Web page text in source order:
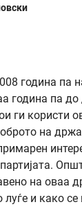
година па
година па
ги користи
на
на оваа
луѓе и како